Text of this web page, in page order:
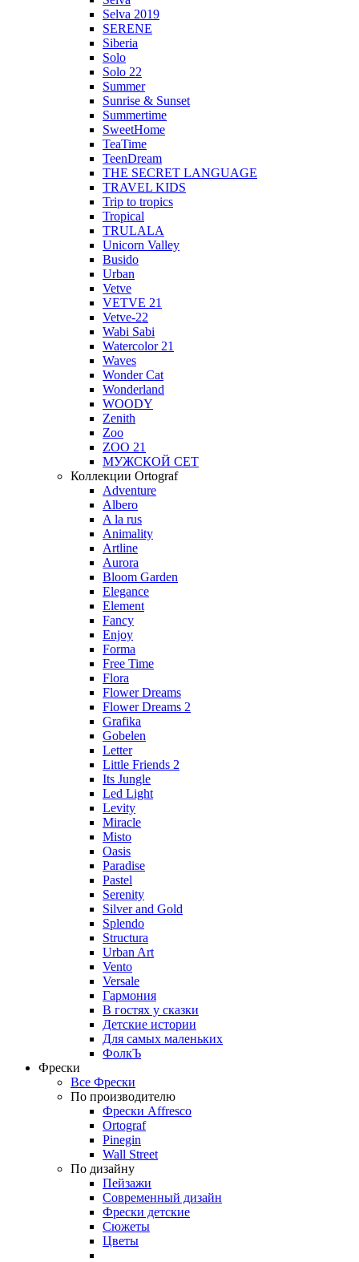
Selva 2019
SERENE
Siberia
Solo
Solo 22
Summer
Sunrise & Sunset
Summertime
SweetHome
TeaTime
TeenDream
THE SECRET LANGUAGE
TRAVEL KIDS
Trip to tropics
Tropical
TRULALA
Unicorn Valley
Busido
Urban
Vetve
VETVE 21
Vetve-22
Wabi Sabi
Watercolor 21
Waves
Wonder Cat
Wonderland
WOODY
Zenith
Zoo
ZOO 21
МУЖСКОЙ СЕТ
Коллекции Ortograf
Adventure
Albero
A la rus
Animality
Artline
Aurora
Bloom Garden
Elegance
Element
Fancy
Enjoy
Forma
Free Time
Flora
Flower Dreams
Flower Dreams 2
Grafika
Gobelen
Letter
Little Friends 2
Its Jungle
Led Light
Levity
Miracle
Misto
Oasis
Paradise
Pastel
Serenity
Silver and Gold
Splendo
Structura
Urban Art
Vento
Versale
Гармония
В гостях у сказки
Детские истории
Для самых маленьких
ФолкЪ
Фрески
Все Фрески
По производителю
Фрески Affresco
Ortograf
Pinegin
Wall Street
По дизайну
Пейзажи
Современный дизайн
Фрески детские
Сюжеты
Цветы